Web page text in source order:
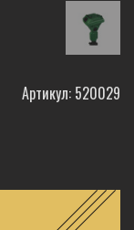
Артикул: 520029